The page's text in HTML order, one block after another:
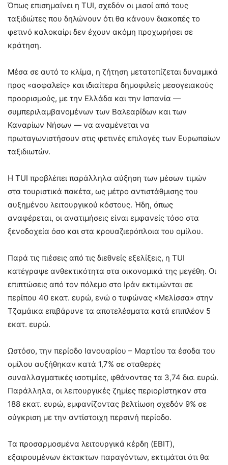
Όπως επισημαίνει η TUI, σχεδόν οι μισοί από τους
ταξιδιώτες που δηλώνουν ότι θα κάνουν διακοπές το
φετινό καλοκαίρι δεν έχουν ακόμη προχωρήσει σε
κράτηση.
Μέσα σε αυτό το κλίμα, η ζήτηση μετατοπίζεται δυναμικά
προς «ασφαλείς» και ιδιαίτερα δημοφιλείς μεσογειακούς
προορισμούς, με την Ελλάδα και την Ισπανία —
συμπεριλαμβανομένων των Βαλεαρίδων και των
Καναρίων Νήσων — να αναμένεται να
πρωταγωνιστήσουν στις φετινές επιλογές των Ευρωπαίων
ταξιδιωτών.
Η TUI προβλέπει παράλληλα αύξηση των μέσων τιμών
στα τουριστικά πακέτα, ως μέτρο αντιστάθμισης του
αυξημένου λειτουργικού κόστους. Ήδη, όπως
αναφέρεται, οι ανατιμήσεις είναι εμφανείς τόσο στα
ξενοδοχεία όσο και στα κρουαζιερόπλοια του ομίλου.
Παρά τις πιέσεις από τις διεθνείς εξελίξεις, η TUI
κατέγραψε ανθεκτικότητα στα οικονομικά της μεγέθη. Οι
επιπτώσεις από τον πόλεμο στο Ιράν εκτιμώνται σε
περίπου 40 εκατ. ευρώ, ενώ ο τυφώνας «Μελίσσα» στην
Τζαμάικα επιβάρυνε τα αποτελέσματα κατά επιπλέον 5
εκατ. ευρώ.
Ωστόσο, την περίοδο Ιανουαρίου – Μαρτίου τα έσοδα του
ομίλου αυξήθηκαν κατά 1,7% σε σταθερές
συναλλαγματικές ισοτιμίες, φθάνοντας τα 3,74 δισ. ευρώ.
Παράλληλα, οι λειτουργικές ζημίες περιορίστηκαν στα
188 εκατ. ευρώ, εμφανίζοντας βελτίωση σχεδόν 9% σε
σύγκριση με την αντίστοιχη περσινή περίοδο.
Τα προσαρμοσμένα λειτουργικά κέρδη (EBIT),
εξαιρουμένων έκτακτων παραγόντων, εκτιμάται ότι θα